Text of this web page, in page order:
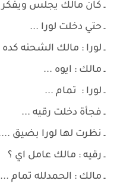
ـ كان مالك يجلس ويفكر
ـ حتي دخلت لورا ...
ـ لورا : مالك الشحنه
ـ مالك : ايوه ...
ـ لورا : تمام ...
ـ فجأة دخلت رقيه ...
ـ نظرت لها لورا بضيق
ـ رقيه : مالك عامل اي ؟
ـ مالك : الحمدلله تمام ...